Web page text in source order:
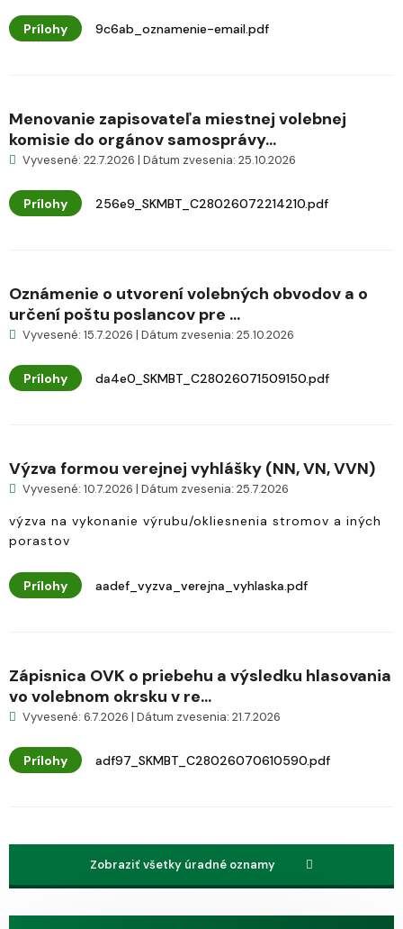
Prílohy 9c6ab_oznamenie-email.pdf
Menovanie zapisovateľa miestnej volebnej
komisie do orgánov samosprávy...
Vyvesené: 22.7.2026 | Dátum zvesenia: 25.10.2026
Prílohy 256e9_SKMBT_C28026072214210.pdf
Oznámenie o utvorení volebných obvodov a o
určení poštu poslancov pre ...
Vyvesené: 15.7.2026 | Dátum zvesenia: 25.10.2026
Prílohy da4e0_SKMBT_C28026071509150.pdf
Výzva formou verejnej vyhlášky (NN, VN, VVN)
Vyvesené: 10.7.2026 | Dátum zvesenia: 25.7.2026
výzva na vykonanie výrubu/okliesnenia stromov a iných
porastov
Prílohy aadef_vyzva_verejna_vyhlaska.pdf
Zápisnica OVK o priebehu a výsledku hlasovania
vo volebnom okrsku v re...
Vyvesené: 6.7.2026 | Dátum zvesenia: 21.7.2026
Prílohy adf97_SKMBT_C28026070610590.pdf
Zobraziť všetky úradné oznamy